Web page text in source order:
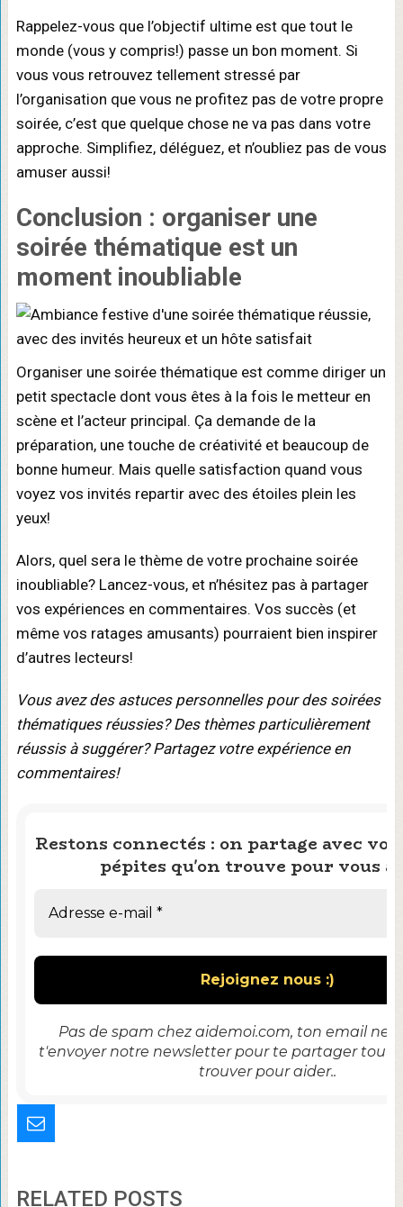
Rappelez-vous que l’objectif ultime est que tout le
monde (vous y compris!) passe un bon moment. Si
vous vous retrouvez tellement stressé par
l’organisation que vous ne profitez pas de votre propre
soirée, c’est que quelque chose ne va pas dans votre
approche. Simplifiez, déléguez, et n’oubliez pas de vous
amuser aussi!
Conclusion : organiser une
soirée thématique est un
moment inoubliable
Organiser une soirée thématique est comme diriger un
petit spectacle dont vous êtes à la fois le metteur en
scène et l’acteur principal. Ça demande de la
préparation, une touche de créativité et beaucoup de
bonne humeur. Mais quelle satisfaction quand vous
voyez vos invités repartir avec des étoiles plein les
yeux!
Alors, quel sera le thème de votre prochaine soirée
inoubliable? Lancez-vous, et n’hésitez pas à partager
vos expériences en commentaires. Vos succès (et
même vos ratages amusants) pourraient bien inspirer
d’autres lecteurs!
Vous avez des astuces personnelles pour des soirées
thématiques réussies? Des thèmes particulièrement
réussis à suggérer? Partagez votre expérience en
commentaires!
Restons connectés : on partage avec
pépites qu'on trouve pour vous
Pas de spam chez aidemoi.com, ton email ne
t'envoyer notre newsletter pour te partager tout
trouver pour aider..
RELATED POSTS